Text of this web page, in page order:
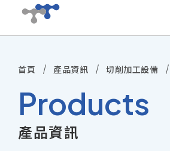
首頁 產品資訊 切削加工設備
Products
產品資訊
公司介紹
最新動態
技術與方案